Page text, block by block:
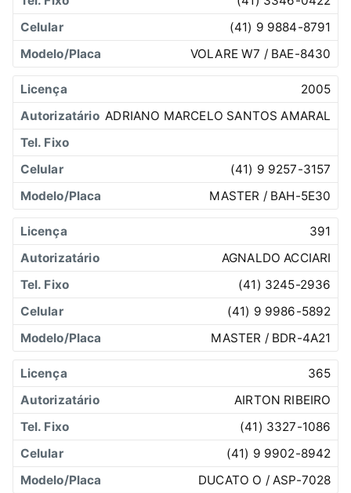
(41) 9 9884-8791
VOLARE W7 / BAE-8430
2005
ADRIANO MARCELO SANTOS AMARAL
(41) 9 9257-3157
MASTER / BAH-5E30
391
AGNALDO ACCIARI
(41) 3245-2936
(41) 9 9986-5892
MASTER / BDR-4A21
365
AIRTON RIBEIRO
(41) 3327-1086
(41) 9 9902-8942
DUCATO O / ASP-7028